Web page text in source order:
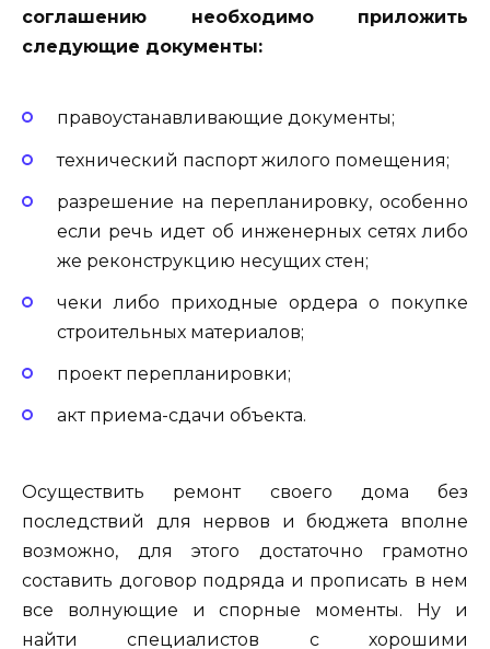
соглашению необходимо приложить
следующие документы:
правоустанавливающие документы;
технический паспорт жилого помещения;
разрешение на перепланировку, особенно
если речь идет об инженерных сетях либо
же реконструкцию несущих стен;
чеки либо приходные ордера о покупке
строительных материалов;
проект перепланировки;
акт приема-сдачи объекта.
Осуществить ремонт своего дома без
последствий для нервов и бюджета вполне
возможно, для этого достаточно грамотно
составить договор подряда и прописать в нем
все волнующие и спорные моменты. Ну и
найти специалистов с хорошими